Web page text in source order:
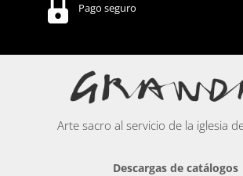
Pago seguro
Arte sacro al servicio de la iglesia
Descargas de catálogos